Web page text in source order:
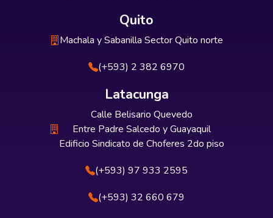
Quito
Machala y Sabanilla Sector Quito norte
(+593) 2 382 6970
Latacunga
Calle Belisario Quevedo
Entre Padre Salcedo y Guayaquil
Edificio Sindicato de Choferes 2do piso
(+593) 97 933 2595
(+593) 32 660 679